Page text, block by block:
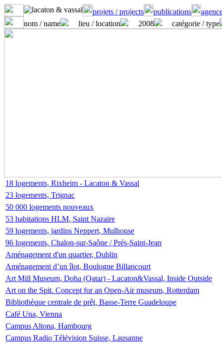
projets / projects publications
nom / name
lieu / location 2008 catégorie / type
18 logements, Rixheim - Lacaton & Vassal
23 logements, Trignac
50 000 logements nouveaux
53 habitations HLM, Saint Nazaire
59 logements, jardins Neppert, Mulhouse
96 logements, Chalon-sur-Saône / Prés-Saint-Jean
Aménagement d'un quartier, Dublin
Aménagement d’un îlot, Boulogne Billancourt
Art Mill Museum, Doha (Qatar) - Lacaton&Vassal, Inside Outside
Art on the Spit. Concept for an Open-Air museum, Rotterdam
Bibliothèque centrale de prêt, Basse-Terre Guadeloupe
Café Una, Vienna
Campus Altona, Hambourg
Campus Radio Télévision Suisse, Lausanne